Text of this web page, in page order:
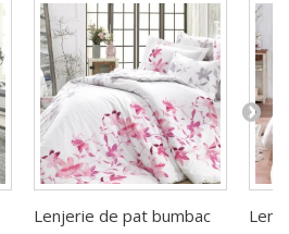
Lenjerie de pat bumbac